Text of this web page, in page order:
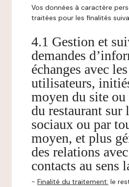
Vos données à caractère
traitées pour les finalités
4.1 Gestion et
demandes
échanges avec les
utilisateurs,
moyen du site ou
du restaurant sur
sociaux ou par
moyen, et plus
des relations
contacts au sens
- Finalité du traitement: le